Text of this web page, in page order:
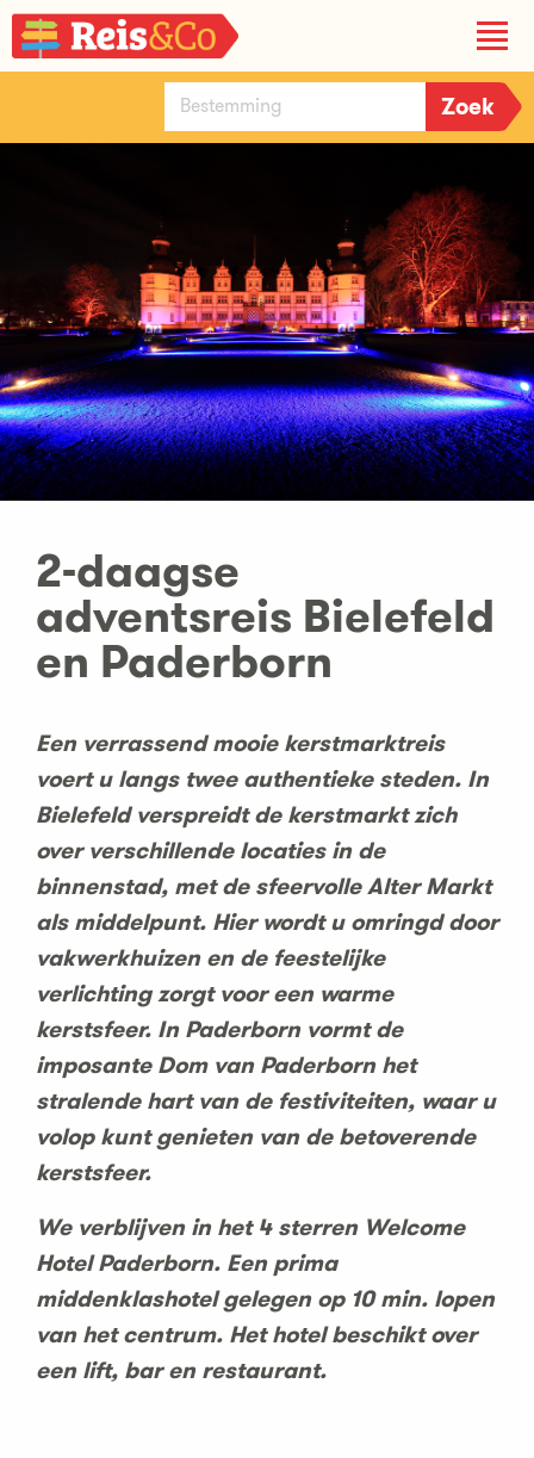
2-daagse
adventsreis Bielefeld
en Paderborn
Een verrassend mooie kerstmarktreis
voert u langs twee authentieke steden. In
Bielefeld verspreidt de kerstmarkt zich
over verschillende locaties in de
binnenstad, met de sfeervolle Alter Markt
als middelpunt. Hier wordt u omringd door
vakwerkhuizen en de feestelijke
verlichting zorgt voor een warme
kerstsfeer. In Paderborn vormt de
imposante Dom van Paderborn het
stralende hart van de festiviteiten, waar u
volop kunt genieten van de betoverende
kerstsfeer.
We verblijven in het 4 sterren Welcome
Hotel Paderborn. Een prima
middenklashotel gelegen op 10 min. lopen
van het centrum. Het hotel beschikt over
een lift, bar en restaurant.